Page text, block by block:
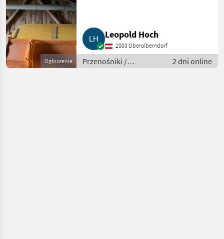
Ogłoszenie
Leopold Hoch
2000 Oberolberndorf
Przenośniki /
Przenośniki dmuchawe
2 dni online